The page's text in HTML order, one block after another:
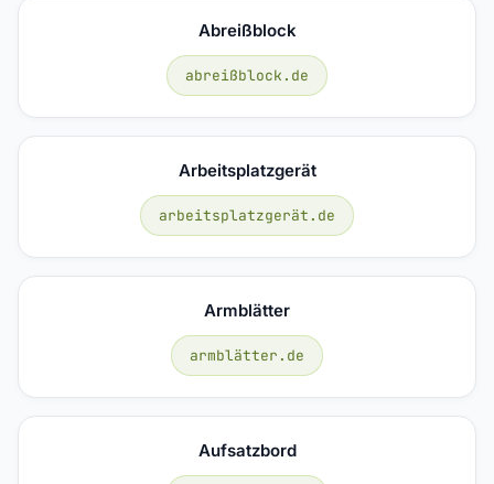
Abreißblock
abreißblock.de
Arbeitsplatzgerät
arbeitsplatzgerät.de
Armblätter
armblätter.de
Aufsatzbord